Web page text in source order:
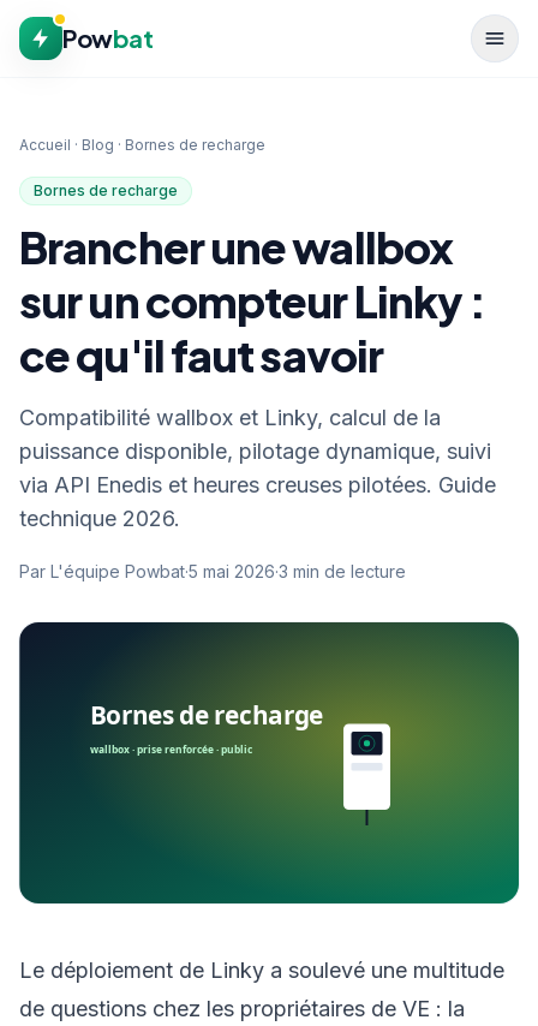
Aller au contenu
Powbat
Accueil · Blog · Bornes de recharge
Bornes de recharge
Brancher une wallbox
sur un compteur Linky :
ce qu'il faut savoir
Compatibilité wallbox et Linky, calcul de la
puissance disponible, pilotage dynamique, suivi
via API Enedis et heures creuses pilotées. Guide
technique 2026.
Par L'équipe Powbat·5 mai 2026·3 min de lecture
Le déploiement de Linky a soulevé une multitude
de questions chez les propriétaires de VE : la